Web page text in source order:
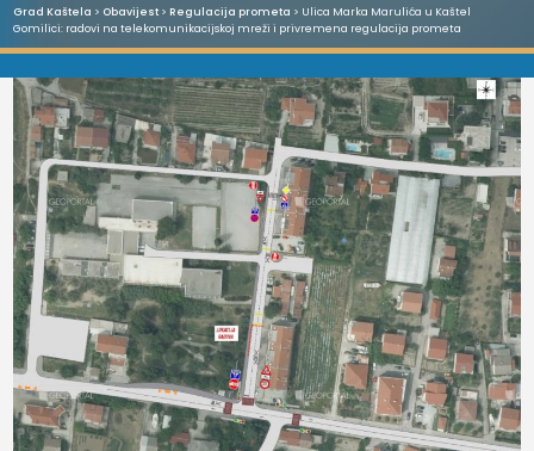
Grad Kaštela > Obavijest> Regulacija prometa > Ulica Marka Marulića u Kaštel
Gomilici: radovi na telekomunikacijskoj mreži i privremena regulacija prometa